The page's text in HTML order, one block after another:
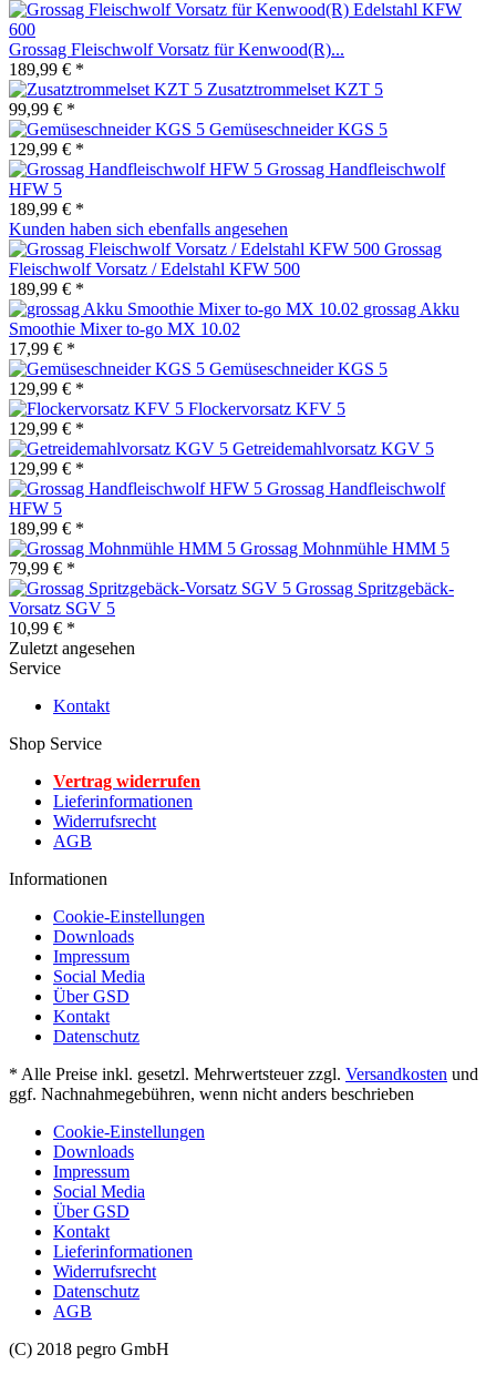
Grossag Fleischwolf Vorsatz für Kenwood(R)...
189,99 € *
Zusatztrommelset KZT 5
99,99 € *
Gemüseschneider KGS 5
129,99 € *
Grossag Handfleischwolf
HFW 5
189,99 € *
Kunden haben sich ebenfalls angesehen
Grossag
Fleischwolf Vorsatz / Edelstahl KFW 500
189,99 € *
grossag Akku
Smoothie Mixer to-go MX 10.02
17,99 € *
Gemüseschneider KGS 5
129,99 € *
Flockervorsatz KFV 5
129,99 € *
Getreidemahlvorsatz KGV 5
129,99 € *
Grossag Handfleischwolf
HFW 5
189,99 € *
Grossag Mohnmühle HMM 5
79,99 € *
Grossag Spritzgebäck-
Vorsatz SGV 5
10,99 € *
Zuletzt angesehen
Service
Kontakt
Shop Service
Vertrag widerrufen
Lieferinformationen
Widerrufsrecht
AGB
Informationen
Cookie-Einstellungen
Downloads
Impressum
Social Media
Über GSD
Kontakt
Datenschutz
* Alle Preise inkl. gesetzl. Mehrwertsteuer zzgl. Versandkosten und
ggf. Nachnahmegebühren, wenn nicht anders beschrieben
Cookie-Einstellungen
Downloads
Impressum
Social Media
Über GSD
Kontakt
Lieferinformationen
Widerrufsrecht
Datenschutz
AGB
(C) 2018 pegro GmbH